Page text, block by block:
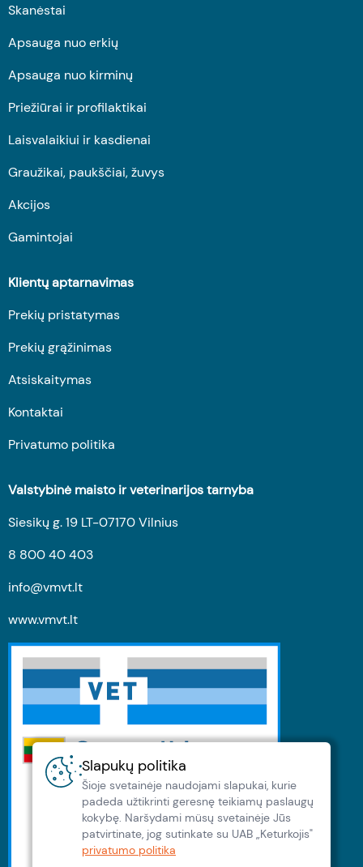
Slapukų politika
Šioje svetainėje naudojami slapukai, kurie
padeda užtikrinti geresnę teikiamų paslaugų
kokybę. Naršydami müsų svetainėje Jūs
patvirtinate, jog sutinkate su UAB „Keturkojis"
privatumo politika
Skanėstai
Apsauga nuo erkių
Apsauga nuo kirminų
Priežiūrai ir profilaktikai
Laisvalaikiui ir kasdienai
Graužikai, paukščiai, žuvys
Akcijos
Gamintojai
Klientų aptarnavimas
Prekių pristatymas
Prekių grąžinimas
Atsiskaitymas
Kontaktai
Privatumo politika
Valstybinė maisto ir veterinarijos tarnyba
Siesikų g. 19 LT-07170 Vilnius
8 800 40 403
info@vmvt.lt
www.vmvt.lt